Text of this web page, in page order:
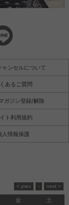
ャンセルについて
あるご質問
ガジン登録/解除
ト利用規約
人情報保護
金 土